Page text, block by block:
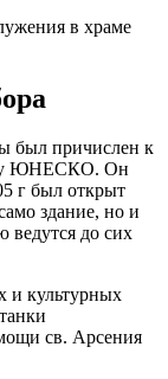
в храме
был причислен к
ЮНЕСКО. Он
г был открыт
здание, но и
ведутся до сих
и культурных
св. Арсения